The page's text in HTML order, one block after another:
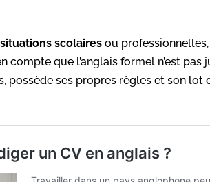
situations scolaires ou
compte que l’anglais formel n’est
possède ses propres règles et son lot